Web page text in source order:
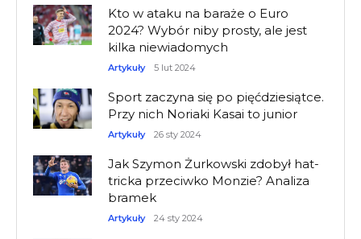
Kto w ataku na baraże o Euro
2024? Wybór niby prosty, ale jest
kilka niewiadomych
Artykuły 5 lut 2024
Sport zaczyna się po pięćdziesiątce.
Przy nich Noriaki Kasai to junior
Artykuły 26 sty 2024
Jak Szymon Żurkowski zdobył hat-
tricka przeciwko Monzie? Analiza
bramek
Artykuły 24 sty 2024